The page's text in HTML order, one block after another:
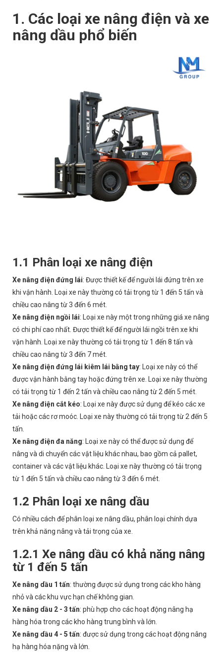
1. Các loại xe nâng điện và xe
nâng dầu phổ biến
1.1 Phân loại xe nâng điện
Xe nâng điện đứng lái: Được thiết kế để người lái đứng trên xe
khi vận hành. Loại xe này thường có tải trọng từ 1 đến 5 tấn và
chiều cao nâng từ 3 đến 6 mét.
Xe nâng điện ngồi lái: Loại xe này một trong những giá xe nâng
có chi phí cao nhất. Được thiết kế để người lái ngồi trên xe khi
vận hành. Loại xe này thường có tải trọng từ 1 đến 8 tấn và
chiều cao nâng từ 3 đến 7 mét.
Xe nâng điện đứng lái kiêm lái bằng tay: Loại xe này có thể
được vận hành bằng tay hoặc đứng trên xe. Loại xe này thường
có tải trọng từ 1 đến 2 tấn và chiều cao nâng từ 2 đến 5 mét.
Xe nâng điện cắt kéo: Loại xe này được sử dụng để kéo các xe
tải hoặc các rơ moóc. Loại xe này thường có tải trọng từ 2 đến 5
tấn.
Xe nâng điện đa năng: Loại xe này có thể được sử dụng để
nâng và di chuyển các vật liệu khác nhau, bao gồm cả pallet,
container và các vật liệu khác. Loại xe này thường có tải trọng
từ 1 đến 5 tấn và chiều cao nâng từ 3 đến 6 mét.
1.2 Phân loại xe nâng dầu
Có nhiều cách để phân loại xe nâng dầu, phân loại chính dựa
trên khả năng nâng và tải trọng của xe.
1.2.1 Xe nâng dầu có khả năng nâng
từ 1 đến 5 tấn
Xe nâng dầu 1 tấn: thường được sử dụng trong các kho hàng
nhỏ và các khu vực hạn chế không gian.
Xe nâng dầu 2 - 3 tấn: phù hợp cho các hoạt động nâng hạ
hàng hóa trong các kho hàng trung bình và lớn.
Xe nâng dầu 4 - 5 tấn: được sử dụng trong các hoạt động nâng
hạ hàng hóa nặng và lớn.